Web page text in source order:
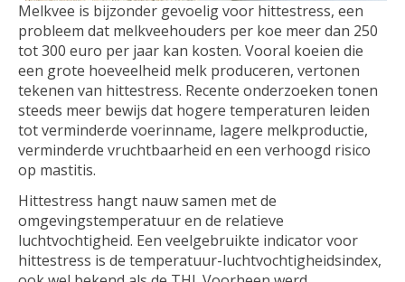
Melkvee is bijzonder gevoelig voor hittestress, een
probleem dat melkveehouders per koe meer dan 250
tot 300 euro per jaar kan kosten. Vooral koeien die
een grote hoeveelheid melk produceren, vertonen
tekenen van hittestress. Recente onderzoeken tonen
steeds meer bewijs dat hogere temperaturen leiden
tot verminderde voerinname, lagere melkproductie,
verminderde vruchtbaarheid en een verhoogd risico
op mastitis.
Hittestress hangt nauw samen met de
omgevingstemperatuur en de relatieve
luchtvochtigheid. Een veelgebruikte indicator voor
hittestress is de temperatuur-luchtvochtigheidsindex,